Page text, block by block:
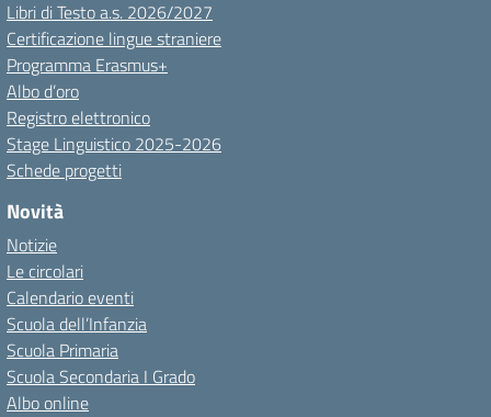
Libri di Testo a.s. 2026/2027
Certificazione lingue straniere
Programma Erasmus+
Albo d’oro
Registro elettronico
Stage Linguistico 2025-2026
Schede progetti
Novità
Notizie
Le circolari
Calendario eventi
Scuola dell’Infanzia
Scuola Primaria
Scuola Secondaria I Grado
Albo online